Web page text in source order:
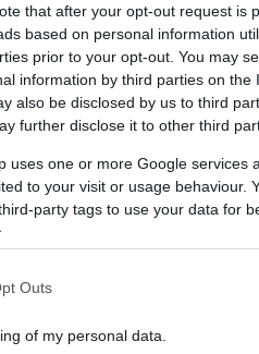
that after your opt-out request is
based on personal information
prior to your opt-out. You may
information by third parties on the
also be disclosed by us to third
further disclose it to other third
uses one or more Google services
to your visit or usage behaviour.
party tags to use your data for
Outs
of my personal data.